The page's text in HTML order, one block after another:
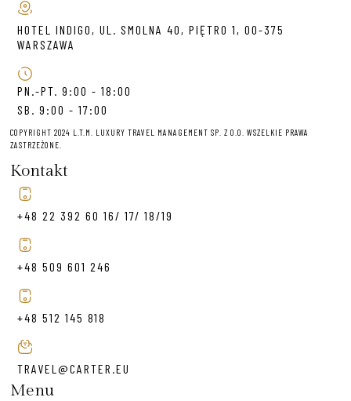
HOTEL INDIGO, UL. SMOLNA 40, PIĘTRO 1, 00-375
WARSZAWA
PN.-PT. 9:00 - 18:00
SB. 9:00 - 17:00
COPYRIGHT 2024 L.T.M. LUXURY TRAVEL MANAGEMENT SP. Z O.O. WSZELKIE PRAWA
ZASTRZEŻONE.
Kontakt
+48 22 392 60 16/ 17/ 18/19
+48 509 601 246
+48 512 145 818
TRAVEL@CARTER.EU
Menu